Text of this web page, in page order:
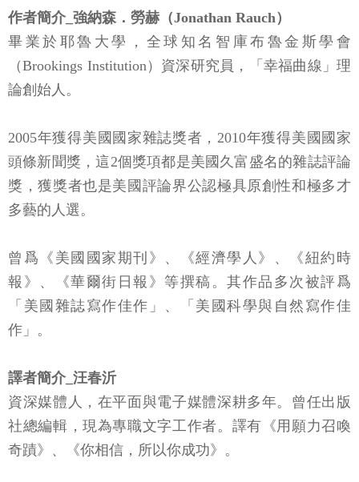
（Brookings Institution）資深研究員，「幸福曲線」理
論創始人。
2005年獲得美國國家雜誌獎者，2010年獲得美國國家
獎，獲獎者也是美國評論界公認極具原創性和極多才
多藝的人選。
曾爲《美國國家期刊》、《經濟學人》、《紐約時
「美國雜誌寫作佳作」、「美國科學與自然寫作佳
作」。
譯者簡介_汪春沂
社總編輯，現為專職文字工作者。譯有《用願力召喚
奇蹟》、《你相信，所以你成功》。